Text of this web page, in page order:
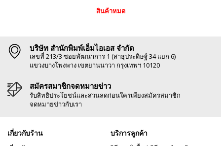
สินค้าหมด
บริษัท สำนักพิมพ์เอ็มไอเอส จำกัด
เลขที่ 213/3 ซอยพัฒนาการ 1 (สาธุประดิษฐ์ 34 แยก 6)
แขวงบางโพงพาง เขตยานนาวา กรุงเทพฯ 10120
สมัครสมาชิกจดหมายข่าว
รับสิทธิประโยชน์และส่วนลดก่อนใครเพียงสมัครสมาชิก
จดหมายข่าวกับเรา
เกี่ยวกับร้าน บริการลูกค้า